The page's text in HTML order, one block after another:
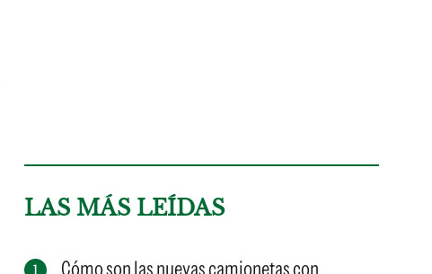
LAS MÁS LEÍDAS
Cómo son las nuevas camionetas con